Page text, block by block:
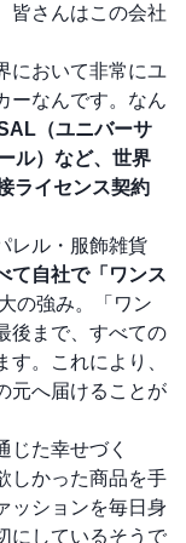
皆さんはこの会社
において非常にユ
ーなんです。なん
（ユニバーサ
ル）など、世界
ライセンス契約
レル・服飾雑貨
て自社で「ワンス
の強み。「ワン
後まで、すべての
。これにより、
元へ届けることが
じた幸せづく
しかった商品を手
ッションを毎日身
にしているそうで